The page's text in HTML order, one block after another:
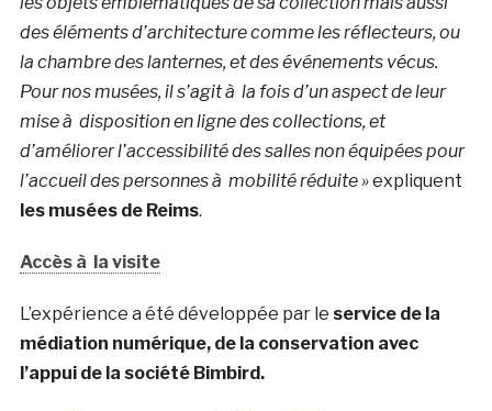
des éléments d’architecture comme les réflecteurs, ou
la chambre des lanternes, et des événements vécus.
Pour nos musées, il s’agit à la fois d’un aspect de leur
mise à disposition en ligne des collections, et
d’améliorer l’accessibilité des salles non équipées pour
l’accueil des personnes à mobilité réduite »expliquent
les musées de Reims.
Accès à la visite
L’expérience a été développée par le service de la
médiation numérique, de la conservation avec
l’appui de la société Bimbird.